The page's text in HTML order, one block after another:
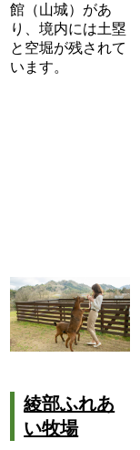
館（山城）があ
り、境内には土塁
と空堀が残されて
います。
綾部ふれあ
い牧場